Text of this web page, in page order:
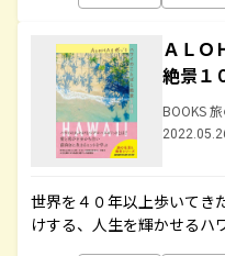
ＡＬＯ
絶景１
BOOKS
世界を４０年以上歩いてき
けする、人生を輝かせるハ